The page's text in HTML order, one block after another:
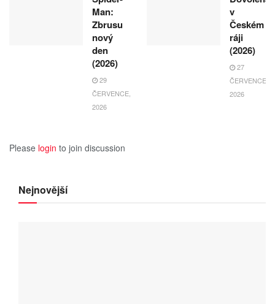
Man:
Zbrusu
nový
den
(2026)
29
ČERVENCE,
2026
v
Českém
ráji
(2026)
27
ČERVENCE,
2026
Please login to join discussion
Nejnovější